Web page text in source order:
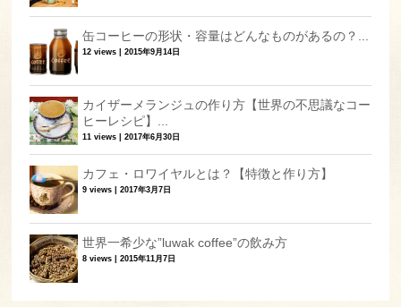
缶コーヒーの形状・容量はどんなものがあるの？...
12 views |2015年9月14日
カイザーメランジュの作り方【世界の不思議なコー
ヒーレシピ】...
11 views |2017年6月30日
カフェ・ロワイヤルとは？【特徴と作り方】
9 views |2017年3月7日
世界一希少な”luwak coffee”の飲み方
8 views |2015年11月7日